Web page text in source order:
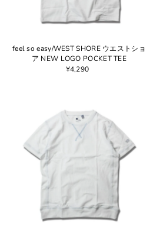
feel so easy/WEST SHORE ウエストショ
ア NEW LOGO POCKET TEE
¥4,290